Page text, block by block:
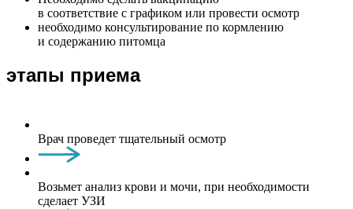
в соответствие с графиком или провести осмотр
необходимо консультирование по кормлению
и содержанию питомца
этапы приема
Врач проведет тщательный осмотр
Возьмет анализ крови и мочи, при необходимости
сделает УЗИ